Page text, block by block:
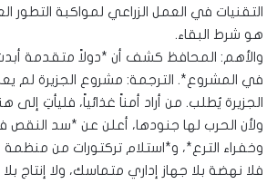
التقنيات في العمل الزراعي لمواكبة التطور
هو شرط البقاء.
والأهم: المحافظ كشف أن *دولاً متقدمة أبدت
في المشروع*. الترجمة: مشروع الجزيرة لم
الجزيرة يُطلب. من أراد أمناً غذائياً، فليأتِ إلى
ولأن الحرب لها جنودها، أعلن عن *سد
وخفراء الترع*، و*استلام تركتورات من منظمة
فلا نهضة بلا جهاز إداري متماسك، ولا إنتاج بلا